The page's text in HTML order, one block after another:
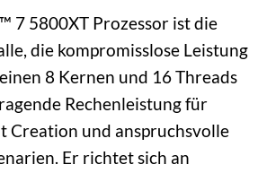
7 5800XT Prozessor ist die
die kompromisslose Leistung
8 Kernen und 16 Threads
Rechenleistung für
Creation und anspruchsvolle
Er richtet sich an